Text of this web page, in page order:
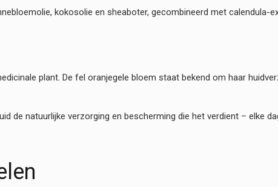
kokosolie en sheaboter, gecombineerd met calendula-
plant. De fel oranjegele bloem staat bekend om haar
de natuurlijke verzorging en bescherming die het verdient – elke